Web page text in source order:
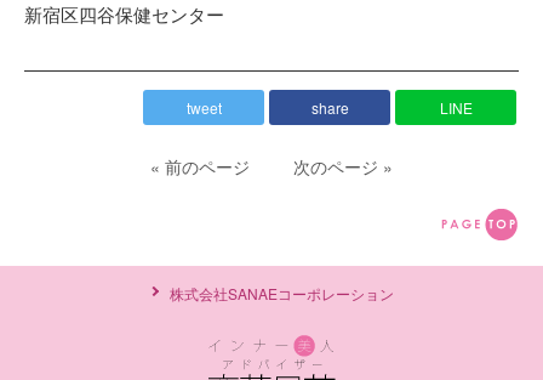
新宿区四谷保健センター
tweet share LINE
« 前のページ 次のページ »
株式会社SANAEコーポレーション